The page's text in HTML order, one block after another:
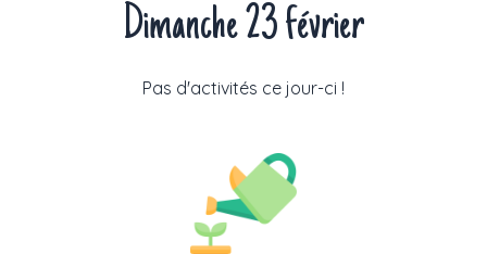
Dimanche 23 février
Pas d'activités ce jour-ci !